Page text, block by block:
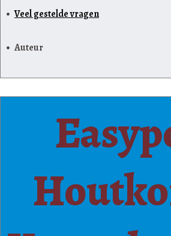
Veel gestelde vragen
Auteur